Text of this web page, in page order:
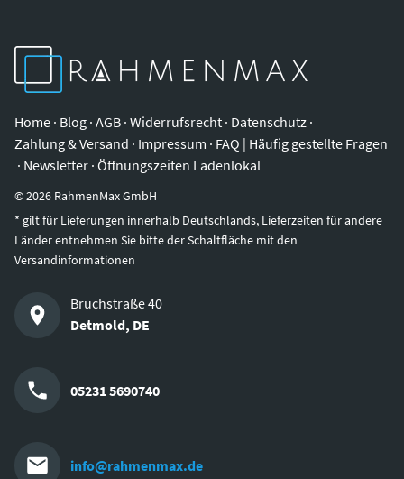
Home · Blog · AGB · Widerrufsrecht · Datenschutz ·
Zahlung & Versand · Impressum · FAQ | Häufig gestellte Fragen
· Newsletter · Öffnungszeiten Ladenlokal
©2026 RahmenMax GmbH
* gilt für Lieferungen innerhalb Deutschlands, Lieferzeiten für andere
Länder entnehmen Sie bitte der Schaltfläche mit den
Versandinformationen
Bruchstraße 40
Detmold, DE
05231 5690740
info@rahmenmax.de